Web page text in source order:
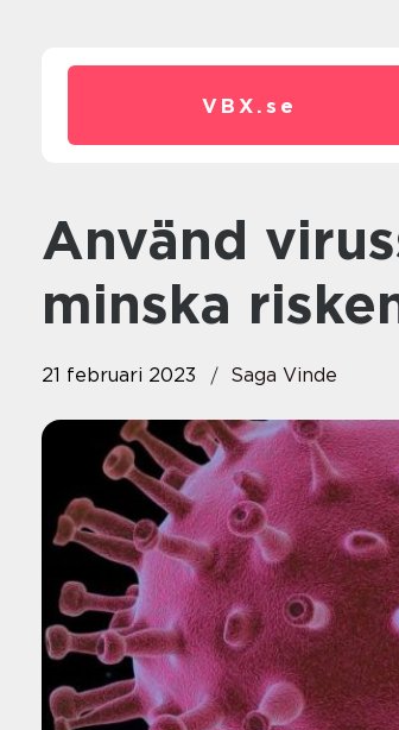
VBX. se
Använd virussanering för att
minska
21 februari 2023 Saga Vinde